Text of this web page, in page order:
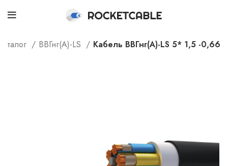
ВВГнг(А)-LS Кабель ВВГнг(А)-LS 5* 1,5 -0,66